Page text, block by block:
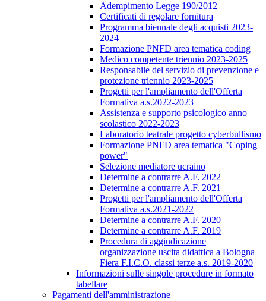
Adempimento Legge 190/2012
Certificati di regolare fornitura
Programma biennale degli acquisti 2023-
2024
Formazione PNFD area tematica coding
Medico competente triennio 2023-2025
Responsabile del servizio di prevenzione e
protezione triennio 2023-2025
Progetti per l'ampliamento dell'Offerta
Formativa a.s.2022-2023
Assistenza e supporto psicologico anno
scolastico 2022-2023
Laboratorio teatrale progetto cyberbullismo
Formazione PNFD area tematica "Coping
power"
Selezione mediatore ucraino
Determine a contrarre A.F. 2022
Determine a contrarre A.F. 2021
Progetti per l'ampliamento dell'Offerta
Formativa a.s.2021-2022
Determine a contrarre A.F. 2020
Determine a contrarre A.F. 2019
Procedura di aggiudicazione
organizzazione uscita didattica a Bologna
Fiera F.I.C.O. classi terze a.s. 2019-2020
Informazioni sulle singole procedure in formato
tabellare
Pagamenti dell'amministrazione